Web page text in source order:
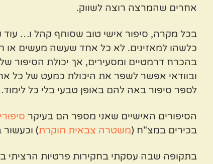
אחרים שהמרצה רוצה לשווק.
בכל מקרה, סיפור אישי טוב שסוחף קהל ו… עוד
כלשהו למאזינים. לא כל אחד שעשה מעשים או
בהכרח דרמטיים ומסעירים, אך יכולת הסיפור
ובוודאי אפשר לשפר את היכולת כמעט של כל
לספר סיפור באה להם באופן טבעי בלי כל
הסיפורים האישיים שאני מספר הם בעיקר
בכירים במצ"ח (משטרה צבאית חוקרת) וכעשור
בתקופה שבה עסקתי בחקירות פרטיות הרציתי